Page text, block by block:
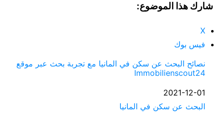
شارك هذا الموضوع:
X
فيس بوك
نصائح البحث عن سكن في المانيا مع تجربة بحث عبر موقع
Immobilienscout24
التاريخ
2021-12-01
في ما يتعلق بما يأتي
البحث عن سكن في المانيا